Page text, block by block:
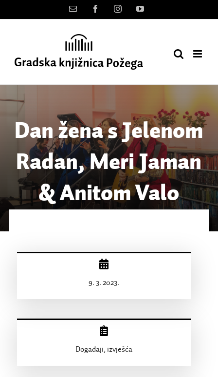
to
Kontakt FacebookInstagramYouTube
Dan žena s Jelenom
Radan, Meri Jaman
& Anitom Valo
9. 3. 2023.
Događaji, izvješća